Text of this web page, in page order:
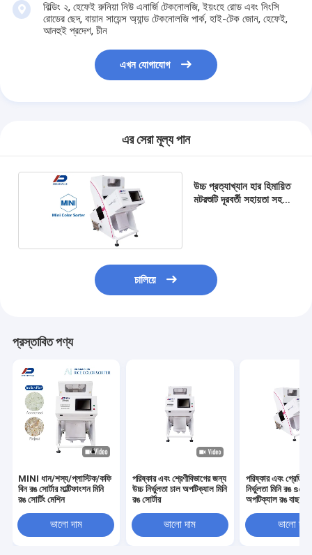
বিল্ডিং ২, হেফেই রুনিয়া নিউ এনার্জি টেকনোলজি, ইয়ংহে রোড এবং নিংসি
রোডের ছেদ, বায়ান সায়েন্স অ্যান্ড টেকনোলজি পার্ক, হাই-টেক জোন, হেফেই,
আনহুই প্রদেশ, চীন
এখন যোগাযোগ
এর সেরা মূল্য পান
উচ্চ প্রত্যাখ্যান হার হিমায়িত
মটরশুটি দূরবর্তী সহায়তা সহ
চালিয়ে
প্রস্তাবিত পণ্য
MINI ধান/শস্য/প্লাস্টিক/কফি
বিন রঙ সোর্টার মাল্টিফাংশন মিনি
রঙ সোর্টিং মেশিন
ভালো দাম
পরিষ্কার এবং শ্রেণীবিভাগের জন্য
উচ্চ নির্ভুলতা চাল অপটিক্যাল মিনি
রঙ সোর্টার
ভালো দাম
পরিষ্কার এবং গ্রেডিং
নির্ভুলতা মিনি রঙ
অপটিক্যাল রঙ বাছাই
ভালো দাম